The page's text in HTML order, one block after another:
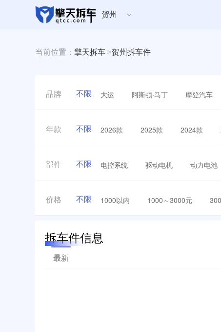
贺州
当前位置： 擎天拆车 >贺州拆车件
品牌 不限 大运 阿斯顿·马丁 摩登汽车
年款 不限 2026款 2025款 2024款
部件 不限 电控系统 驱动电机 动力电池
价格 不限 1000以内 1000～3000元
拆车件信息
最新